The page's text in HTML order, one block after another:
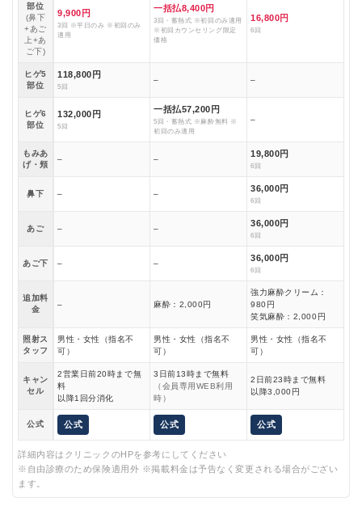
部位
(鼻下
+あご
上+あ
ご下)
9,900円
3回 ※平日のみ ※初回のみ
適用
一括払8,400円
3回・蓄熱式 ※初回のみ適用
※初回カウンセリング限定
価格
16,800円
6回
ヒゲ5
部位
118,800円
5回
– –
ヒゲ6
部位
132,000円
5回
一括払57,200円
5回・蓄熱式 ※麻酔無料 ※
初回のみ適用
–
もみあ
げ・頬
– –
19,800円
6回
鼻下 – –
36,000円
6回
あご – –
36,000円
6回
あご下 – –
36,000円
6回
追加料
金
– 麻酔：2,000円
強力麻酔クリーム：
980円
笑気麻酔：2,000円
照射ス
タッフ
男性・女性（指名不
可）
男性・女性（指名不
可）
男性・女性（指名不
可）
キャン
セル
2営業日前20時まで無
料
以降1回分消化
3日前13時まで無料
（会員専用WEB利用
時）
2日前23時まで無料
以降3,000円
公式 公式 公式 公式
詳細内容はクリニックのHPを参考にしてください
※自由診療のため保険適用外 ※掲載料金は予告なく変更される場合がござい
ます。